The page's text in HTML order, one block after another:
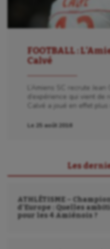
Jeux Olympiques
Korfbal
Moto
Outdoor
Paddle
Parkour
FOOTBALL :
Calvé
L’Amiens SC recrute
d’expérience qui vient de
Calvé a joué en effet
Le 25 août 2016
Les
ATHLÉTISME –
d’Europe : Quelles
pour les 4 Amiénois ?